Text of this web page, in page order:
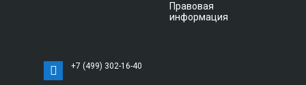
Правовая
информация
+7 (499) 302-16-40